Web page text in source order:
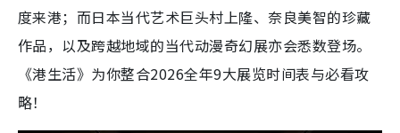
度来港；而日本当代艺术巨头村上隆、奈良美智的珍藏
作品，以及跨越地域的当代动漫奇幻展亦会悉数登场。
《港生活》为你整合2026全年9大展览时间表与必看攻
略！